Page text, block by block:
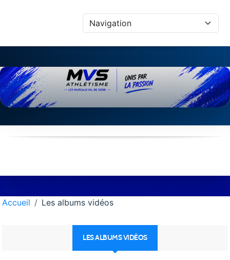
Accueil Les albums vidéos
LES ALBUMS VIDÉOS